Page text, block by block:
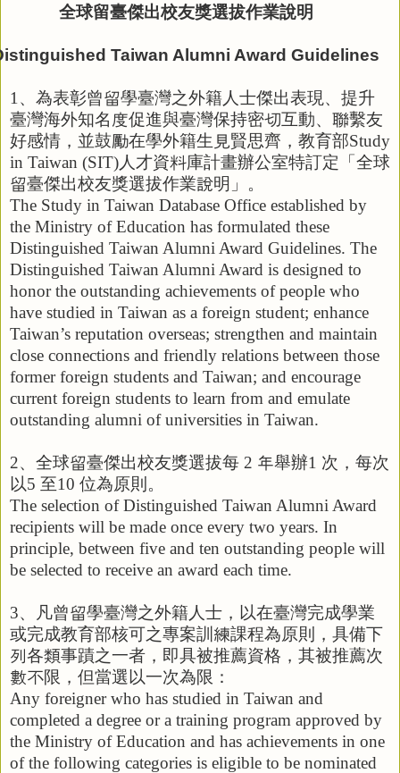
全球留臺傑出校友獎選拔作業說明
Taiwan Alumni Award Guidelines
1 、為表彰曾留學臺灣之外籍人士傑出表現、提升
臺灣海外知名度促進與臺灣保持密切互動、聯繫友
好感情，並鼓勵在學外籍生見賢思齊，教育部Study
in Taiwan (SIT)人才資料庫計畫辦公室特訂定「全球
留臺傑出校友獎選拔作業說明」。
The Study in Taiwan Database Office established by
the Ministry of Education has formulated these
Distinguished Taiwan Alumni Award Guidelines. The
Distinguished Taiwan Alumni Award is designed to
honor the outstanding achievements of people who
have studied in Taiwan as a foreign student; enhance
Taiwan’s reputation overseas; strengthen and maintain
close connections and friendly relations between those
former foreign students and Taiwan; and encourage
current foreign students to learn from and emulate
outstanding alumni of universities in Taiwan.
2、全球留臺傑出校友獎選拔每 2 年舉辦1 次，每次
以5 至10 位為原則。
The selection of Distinguished Taiwan Alumni Award
recipients will be made once every two years. In
principle, between five and ten outstanding people will
be selected to receive an award each time.
3、凡曾留學臺灣之外籍人士，以在臺灣完成學業
或完成教育部核可之專案訓練課程為原則，具備下
列各類事蹟之一者，即具被推薦資格，其被推薦次
數不限，但當選以一次為限：
Any foreigner who has studied in Taiwan and
completed a degree or a training program approved by
the Ministry of Education and has achievements in one
of the following categories is eligible to be nominated